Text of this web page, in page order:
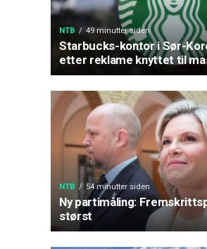
NTB 49 minutter siden
Starbucks-kontor i Sør-
etter reklame knyttet til
NTB 54 minutter siden
Ny partimåling:
størst